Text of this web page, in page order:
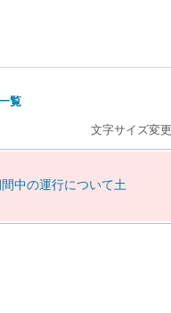
覧
文字サイズ変更
間中の運行について土